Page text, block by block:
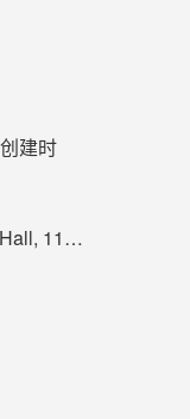
创建时
5B6, Canada